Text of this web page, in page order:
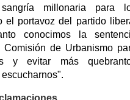
millonaria para
el portavoz del partido
conocimos la
de Urbanismo
y evitar más